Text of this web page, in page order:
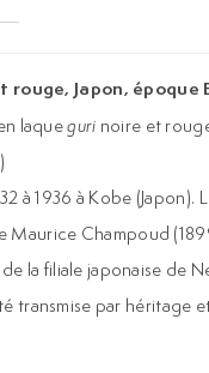
Japon, époque
laqueguri noire et
)
à 1936 à Kobe (Japon).
Champoud
la filiale japonaise de
transmise par héritage